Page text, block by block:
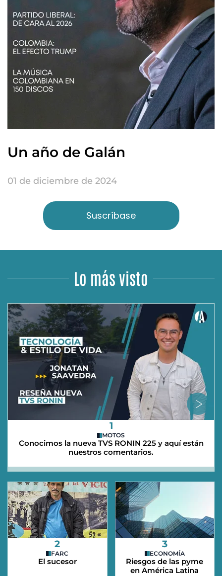
Un año de Galán
01 de diciembre de 2024
Suscríbase
Lo más visto
1
MOTOS
Conocimos la nueva TVS RONIN 225 y aquí están
nuestros comentarios.
2
FARC
El sucesor
3
ECONOMÍA
Riesgos de las pyme
en América Latina